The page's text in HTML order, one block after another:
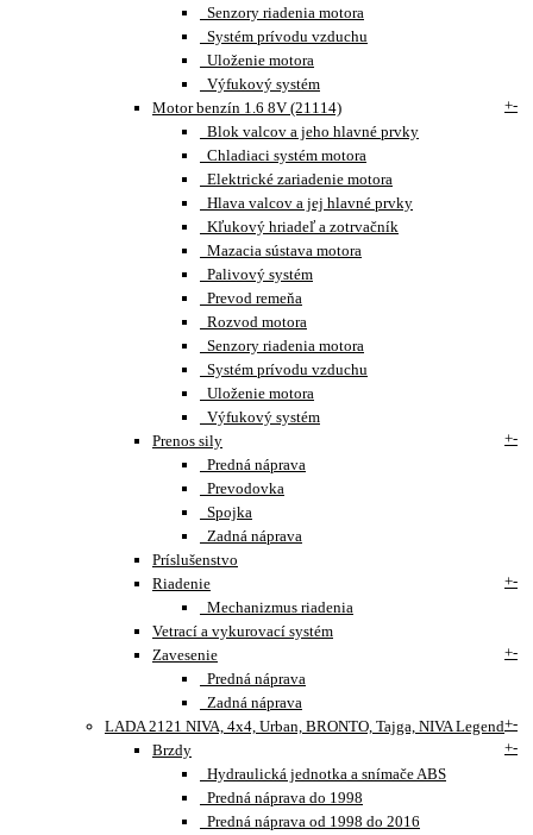
Senzory riadenia motora
Systém prívodu vzduchu
Uloženie motora
Výfukový systém
Motor benzín 1.6 8V (21114)
+-
Blok valcov a jeho hlavné prvky
Chladiaci systém motora
Elektrické zariadenie motora
Hlava valcov a jej hlavné prvky
Kľukový hriadeľ a zotrvačník
Mazacia sústava motora
Palivový systém
Prevod remeňa
Rozvod motora
Senzory riadenia motora
Systém prívodu vzduchu
Uloženie motora
Výfukový systém
Prenos sily
+-
Predná náprava
Prevodovka
Spojka
Zadná náprava
Príslušenstvo
Riadenie
+-
Mechanizmus riadenia
Vetrací a vykurovací systém
Zavesenie
+-
Predná náprava
Zadná náprava
LADA 2121 NIVA, 4x4, Urban, BRONTO, Tajga, NIVA Legend+-
Brzdy
+-
Hydraulická jednotka a snímače ABS
Predná náprava do 1998
Predná náprava od 1998 do 2016